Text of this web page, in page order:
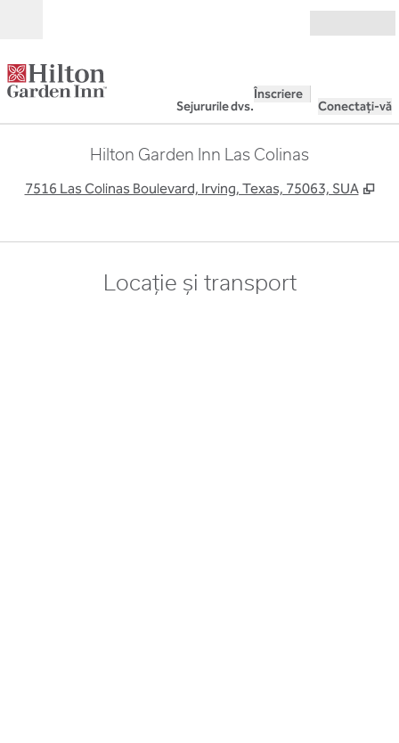
Sejururile dvs.
Înscriere
Conectați-vă
Hilton Garden Inn Las Colinas
7516 Las Colinas Boulevard, Irving, Texas, 75063, SUA ,
Locație și transport